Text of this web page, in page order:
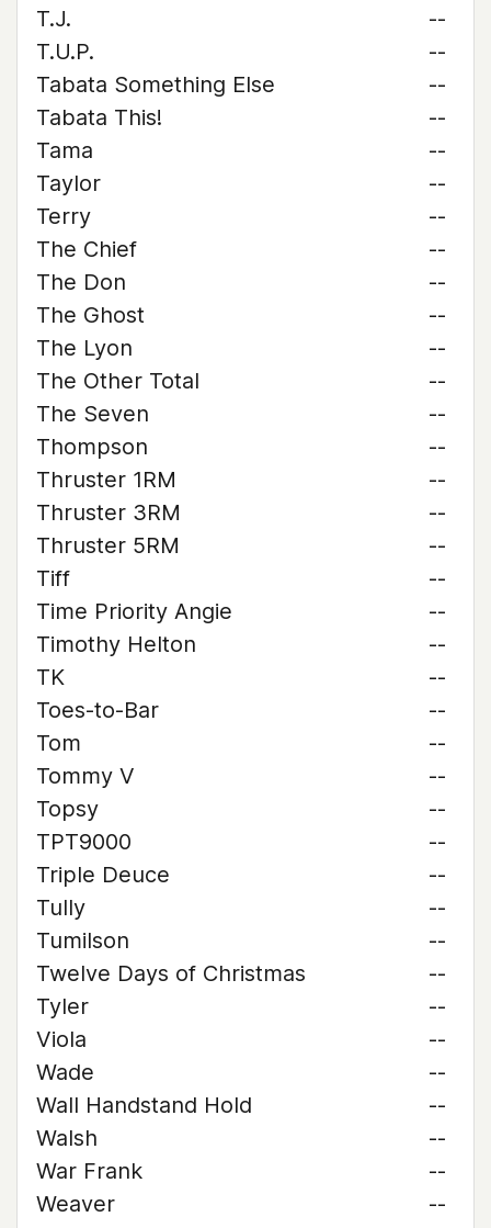
T.J.
--
T.U.P.
--
Tabata Something Else
--
Tabata This!
--
Tama
--
Taylor
--
Terry
--
The Chief
--
The Don
--
The Ghost
--
The Lyon
--
The Other Total
--
The Seven
--
Thompson
--
Thruster 1RM
--
Thruster 3RM
--
Thruster 5RM
--
Tiff
--
Time Priority Angie
--
Timothy Helton
--
TK
--
Toes-to-Bar
--
Tom
--
Tommy V
--
Topsy
--
TPT9000
--
Triple Deuce
--
Tully
--
Tumilson
--
Twelve Days of Christmas
--
Tyler
--
Viola
--
Wade
--
Wall Handstand Hold
--
Walsh
--
War Frank
--
Weaver
--